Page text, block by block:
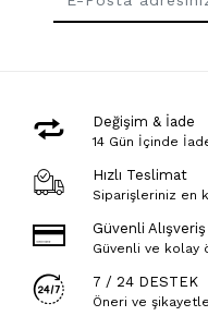
Değişim & İade
14 Gün İçinde
Hızlı Teslimat
Siparişleriniz en
Güvenli Alışveriş
Güvenli ve kolay
7 / 24 DESTEK
Öneri ve